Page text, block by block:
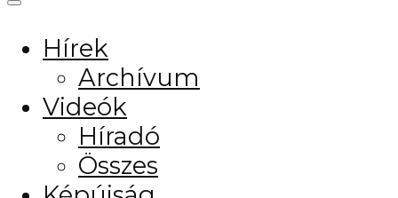
Hírek
Archívum
Videók
Híradó
Összes